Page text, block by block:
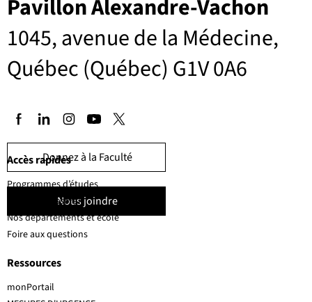
Pavillon Alexandre-Vachon
1045, avenue de la Médecine,
Québec (Québec) G1V 0A6
Donnez à la Faculté
Nous joindre
Accès rapides
Ressources
Programmes d’études
Corps professoral
Nos départements et école
Foire aux questions
monPortail